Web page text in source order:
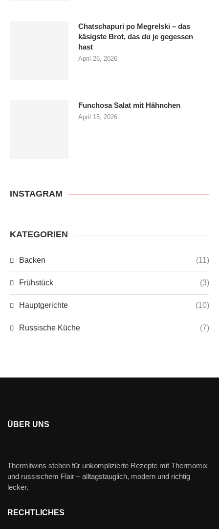
Chatschapuri po Megrelski – das
käsigste Brot, das du je gegessen
hast
April 26, 2026
Funchosa Salat mit Hähnchen
April 15, 2026
INSTAGRAM
KATEGORIEN
Backen (11)
Frühstück (3)
Hauptgerichte (10)
Russische Küche (7)
ÜBER UNS
Thermitwins stehen für unkomplizierte Rezepte mit Thermomix
und russischem Flair – alltagstauglich, modern und richtig
lecker.
RECHTLICHES